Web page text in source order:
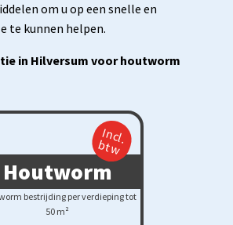
om u op een snelle en
te kunnen helpen.
in Hilversum voor houtworm
Incl.
btw
Houtworm
bestrijding per verdieping tot
50 m²